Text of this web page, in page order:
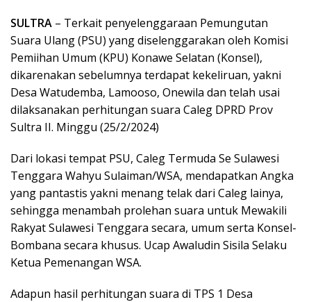
SULTRA – Terkait penyelenggaraan Pemungutan
Suara Ulang (PSU) yang diselenggarakan oleh Komisi
Pemiihan Umum (KPU) Konawe Selatan (Konsel),
dikarenakan sebelumnya terdapat kekeliruan, yakni
Desa Watudemba, Lamooso, Onewila dan telah usai
dilaksanakan perhitungan suara Caleg DPRD Prov
Sultra II. Minggu (25/2/2024)
Dari lokasi tempat PSU, Caleg Termuda Se Sulawesi
Tenggara Wahyu Sulaiman/WSA, mendapatkan Angka
yang pantastis yakni menang telak dari Caleg lainya,
sehingga menambah prolehan suara untuk Mewakili
Rakyat Sulawesi Tenggara secara, umum serta Konsel-
Bombana secara khusus. Ucap Awaludin Sisila Selaku
Ketua Pemenangan WSA.
Adapun hasil perhitungan suara di TPS 1 Desa